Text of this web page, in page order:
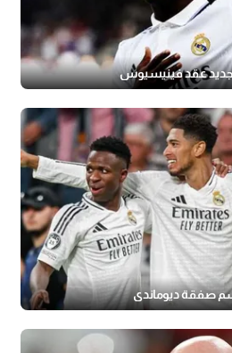
عقد فينيسيوس
صفقة ديوماندي